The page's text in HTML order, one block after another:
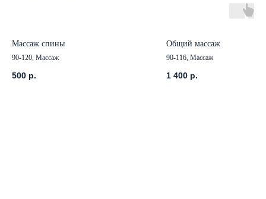
Массаж спины
90-120, Массаж
500 р.
Общий массаж
90-116, Массаж
1 400 р.